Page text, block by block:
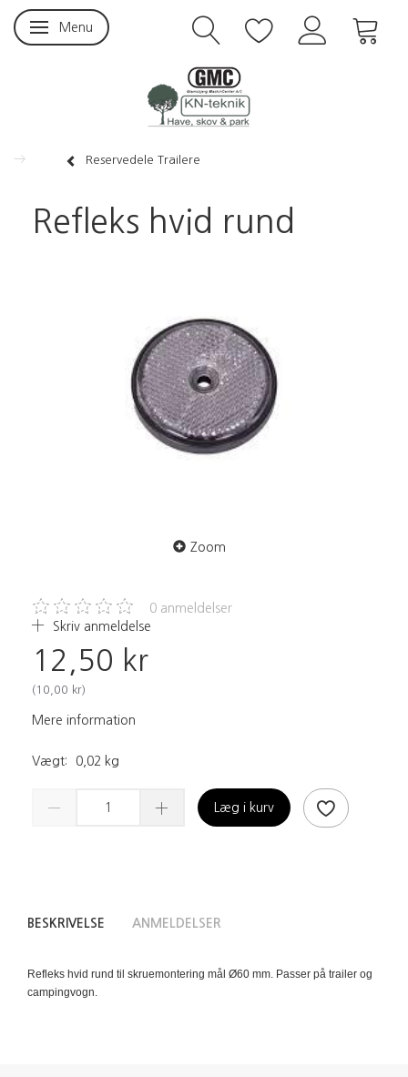
Skifte navigation
Menu
Reservedele Trailere
Refleks hvid rund
Zoom
0 anmeldelser
Skriv anmeldelse
12,50 kr
( 10,00 kr)
Mere information
Vægt: 0,02 kg
Læg i kurv
BESKRIVELSE ANMELDELSER
Refleks hvid rund til skruemontering mål Ø60 mm. Passer på trailer og
campingvogn.